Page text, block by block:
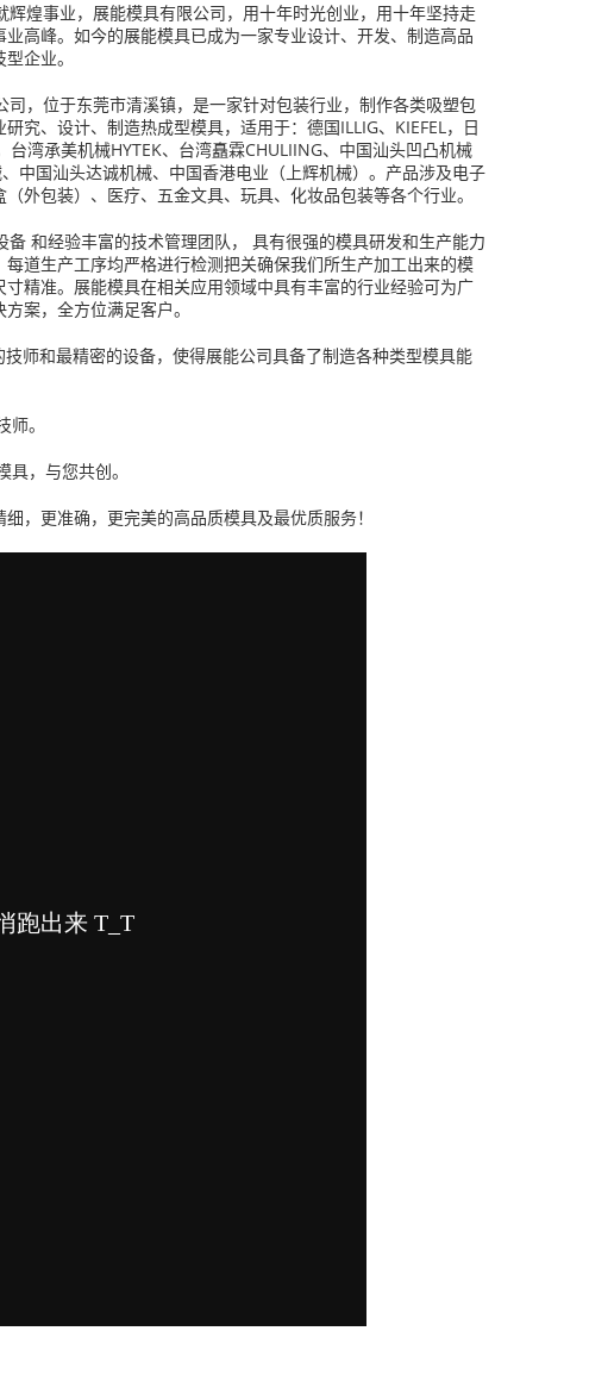
辉煌事业，展能模具有限公司，用十年时光创业，用十年坚持走
高峰。如今的展能模具已成为一家专业设计、开发、制造高品
企业。
司，位于东莞市清溪镇，是一家针对包装行业，制作各类吸塑包
究、设计、制造热成型模具，适用于：德国ILLIG、KIEFEL，日
台湾承美机械HYTEK、台湾矗霖CHULIING、中国汕头凹凸机械
中国汕头达诚机械、中国香港电业（上辉机械）。产品涉及电子
外包装）、医疗、五金文具、玩具、化妆品包装等各个行业。
备 和经验丰富的技术管理团队， 具有很强的模具研发和生产能力
道生产工序均严格进行检测把关确保我们所生产加工出来的模
精准。展能模具在相关应用领域中具有丰富的行业经验可为广
案，全方位满足客户。
师和最精密的设备，使得展能公司具备了制造各种类型模具能
。
，与您共创。
，更准确，更完美的高品质模具及最优质服务！